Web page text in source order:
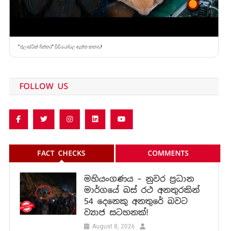
“ප්ලාස්ටික් බිත්තර” වීඩියෝවල ඇත්ත කතාව!
FOLLOW US
FACT CHECKS COMMENTS
මහියංගණය – නුවර ප්‍රධාන
මාර්ගයේ බස් රථ අනතුරකින්
54 දෙනෙකු අනතුරේ බවට
ව්‍යාජ සටහනක්!
August 8, 2026